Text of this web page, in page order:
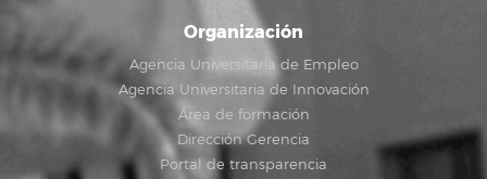
Organización
Agencia Universitaria de Empleo
Agencia Universitaria de Innovación
Área de formación
Dirección Gerencia
Portal de transparencia